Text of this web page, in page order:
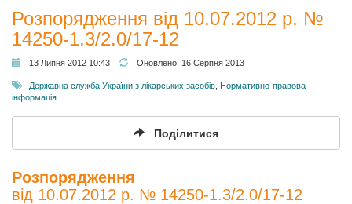
Розпорядження від 10.07.2012 р. №
14250-1.3/2.0/17-12
13 Липня 2012 10:43 Оновлено: 16 Серпня 2013
Державна служба України з лікарських засобів Нормативно-правова
інформація
Поділитися
Розпорядження
від 10.07.2012 р. № 14250-1.3/2.0/17-12